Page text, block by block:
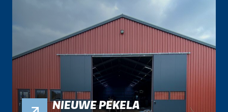
NIEUWE PEKELA